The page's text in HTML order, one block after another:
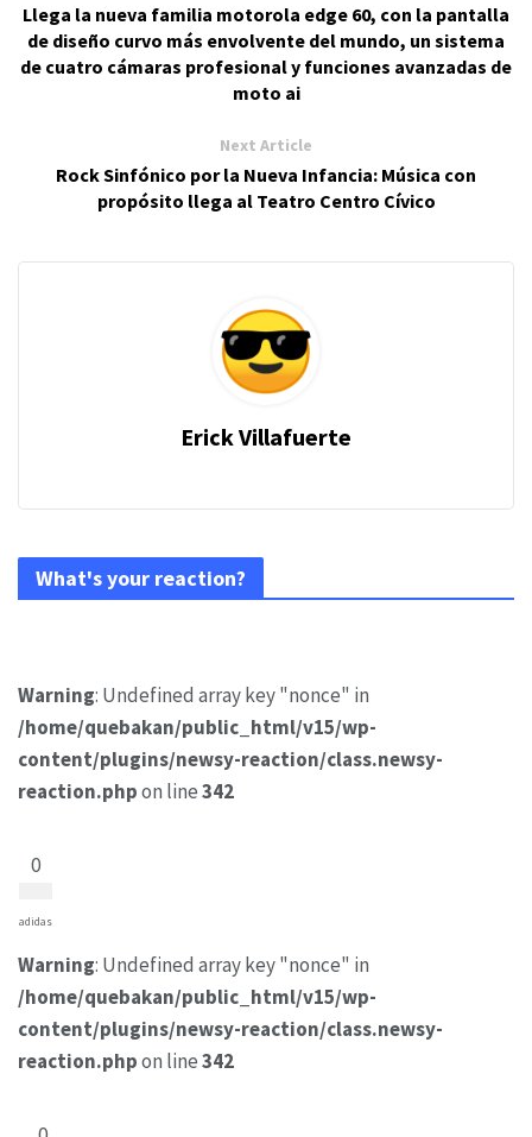
Llega la nueva familia motorola edge 60, con la pantalla
de diseño curvo más envolvente del mundo, un sistema
de cuatro cámaras profesional y funciones avanzadas de
moto ai
Next Article
Rock Sinfónico por la Nueva Infancia: Música con
propósito llega al Teatro Centro Cívico
Erick Villafuerte
What's your reaction?
Warning: Undefined array key "nonce" in
/home/quebakan/public_html/v15/wp-
content/plugins/newsy-reaction/class.newsy-
reaction.phpon line342
0
adidas
Warning: Undefined array key "nonce" in
/home/quebakan/public_html/v15/wp-
content/plugins/newsy-reaction/class.newsy-
reaction.phpon line342